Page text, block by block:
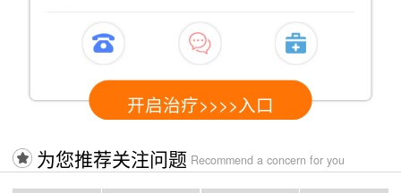
开启治疗>>>>入口
为您推荐关注问题 Recommend a concern for you